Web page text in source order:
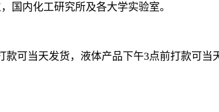
国内化工研究所及各大学实验室。
有运费。
可当天发货，液体产品下午3点前打款可当